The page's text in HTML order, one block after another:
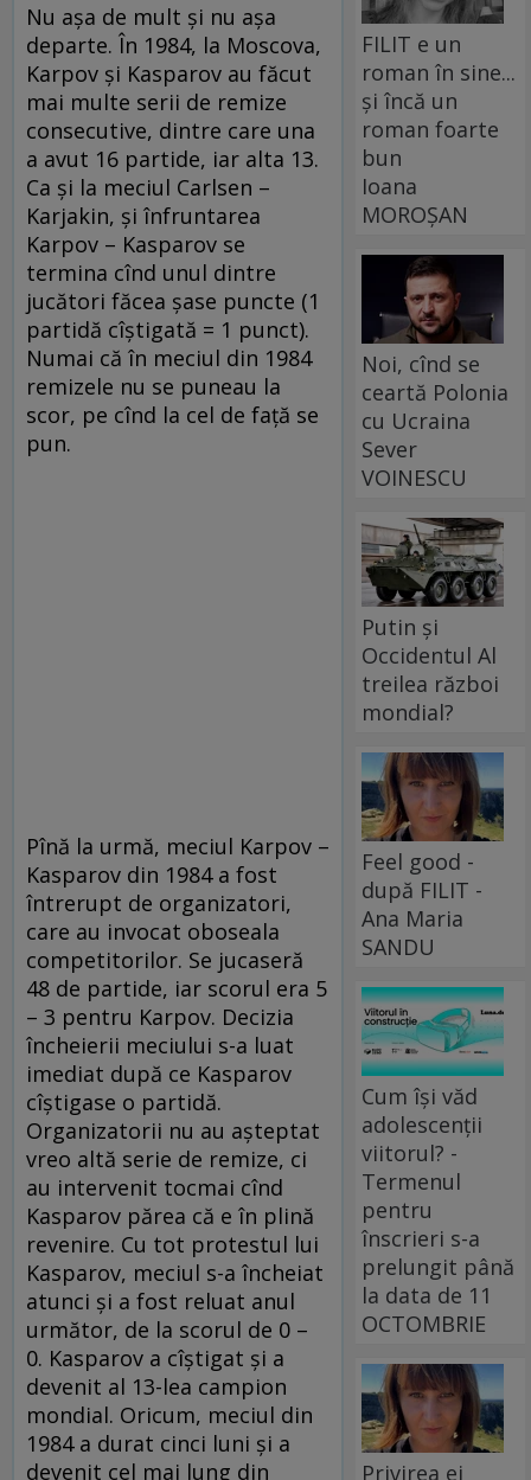
Nu așa de mult și nu așa
departe. În 1984, la Moscova,
Karpov și Kasparov au făcut
mai multe serii de remize
consecutive, dintre care una
a avut 16 partide, iar alta 13.
Ca și la meciul Carlsen –
Karjakin, și înfruntarea
Karpov – Kasparov se
termina cînd unul dintre
jucători făcea șase puncte (1
partidă cîștigată = 1 punct).
Numai că în meciul din 1984
remizele nu se puneau la
scor, pe cînd la cel de față se
pun.
Pînă la urmă, meciul Karpov –
Kasparov din 1984 a fost
întrerupt de organizatori,
care au invocat oboseala
competitorilor. Se jucaseră
48 de partide, iar scorul era 5
– 3 pentru Karpov. Decizia
încheierii meciului s-a luat
imediat după ce Kasparov
cîștigase o partidă.
Organizatorii nu au așteptat
vreo altă serie de remize, ci
au intervenit tocmai cînd
Kasparov părea că e în plină
revenire. Cu tot protestul lui
Kasparov, meciul s-a încheiat
atunci și a fost reluat anul
următor, de la scorul de 0 –
0. Kasparov a cîștigat și a
devenit al 13-lea campion
mondial. Oricum, meciul din
1984 a durat cinci luni și a
devenit cel mai lung din
FILIT e un
roman în sine...
și încă un
roman foarte
bun
Ioana
MOROȘAN
Noi, cînd se
ceartă Polonia
cu Ucraina
Sever
VOINESCU
Putin și
Occidentul Al
treilea război
mondial?
Feel good -
după FILIT -
Ana Maria
SANDU
Cum își văd
adolescenții
viitorul? -
Termenul
pentru
înscrieri s-a
prelungit până
la data de 11
OCTOMBRIE
Privirea ei